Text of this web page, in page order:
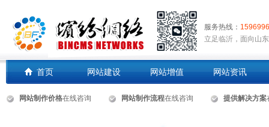
服务热线：
立足临沂，面向山
首页 网站建设 网站增值 网站资讯
网站制作价格在线咨询 网站制作流程在线咨询 提供解决方案